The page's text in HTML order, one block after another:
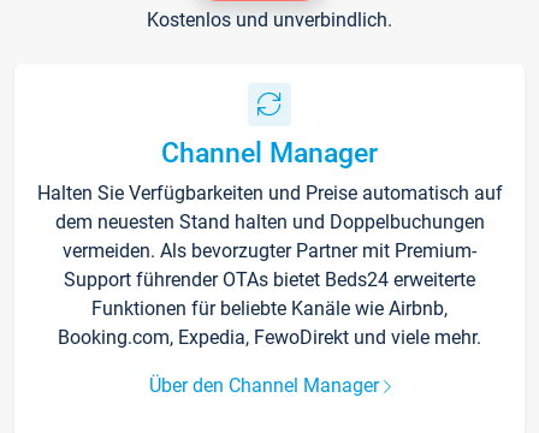
Kostenlos und unverbindlich.
Channel Manager
Halten Sie Verfügbarkeiten und Preise automatisch auf
dem neuesten Stand halten und Doppelbuchungen
vermeiden. Als bevorzugter Partner mit Premium-
Support führender OTAs bietet Beds24 erweiterte
Funktionen für beliebte Kanäle wie Airbnb,
Booking.com, Expedia, FewoDirekt und viele mehr.
Über den Channel Manager